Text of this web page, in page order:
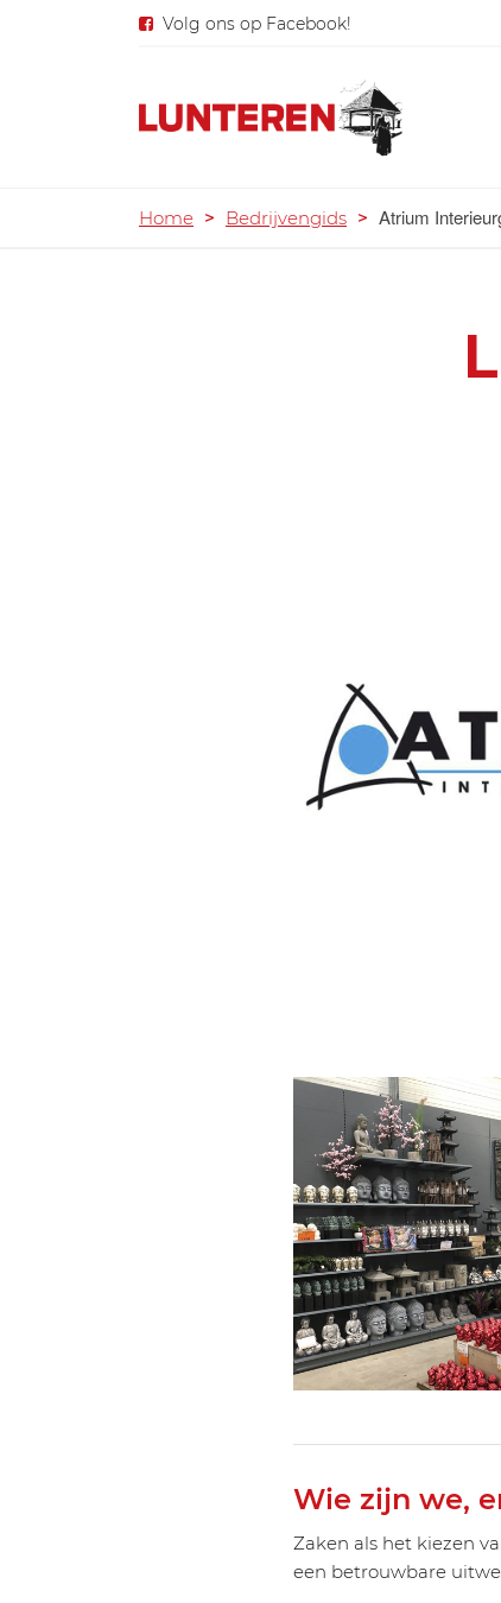
Volg ons op Facebook!
Home > Bedrijvengids > Atrium
Wie zijn we,
Zaken als het kiezen
een betrouwbare